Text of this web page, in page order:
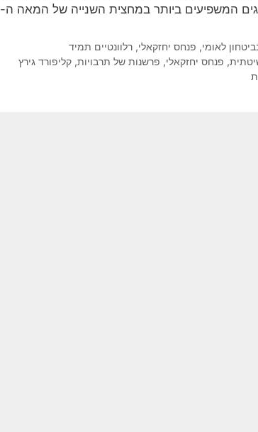
המשפיעים ביותר במחצית השנייה של המאה ה-20 קְלִיפורְד ג'יימס גִירץ
לאומי, פנחס יחזקאלי, רלוונטיים תמיד
, פנחס יחזקאלי, פרשנות של תרבויות, קליפורד גירץ